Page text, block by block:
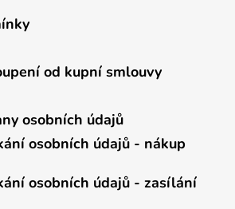
od kupní smlouvy
osobních údajů
osobních údajů - nákup
osobních údajů - zasílání